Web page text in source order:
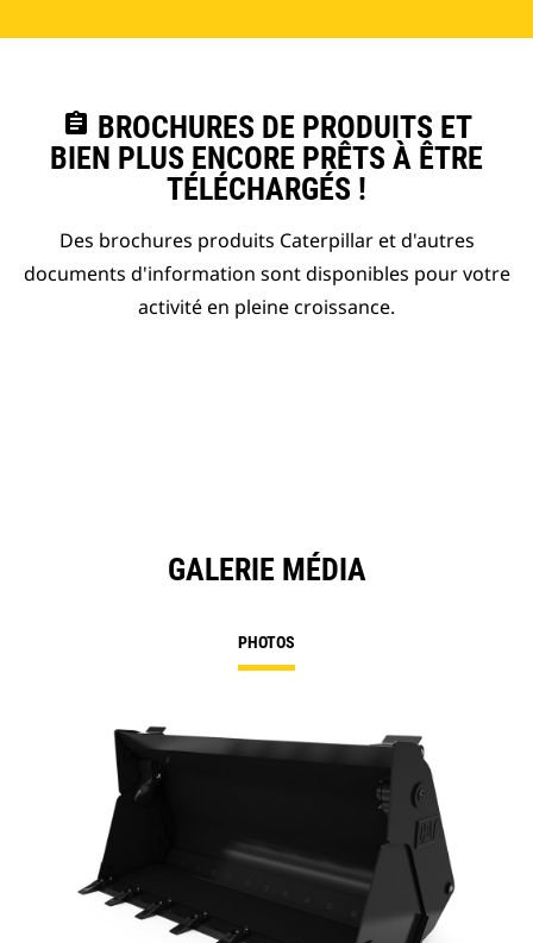
assignment BROCHURES DE PRODUITS ET
BIEN PLUS ENCORE PRÊTS À ÊTRE
TÉLÉCHARGÉS !
Des brochures produits Caterpillar et d'autres
documents d'information sont disponibles pour votre
activité en pleine croissance.
GALERIE MÉDIA
PHOTOS